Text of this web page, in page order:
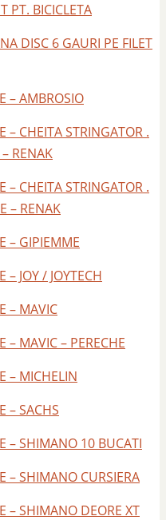
PT. BICICLETA
DISC 6 GAURI PE FILET
– AMBROSIO
– CHEITA STRINGATOR .
RENAK
– CHEITA STRINGATOR .
– RENAK
– GIPIEMME
– JOY / JOYTECH
– MAVIC
– MAVIC – PERECHE
– MICHELIN
– SACHS
– SHIMANO 10 BUCATI
– SHIMANO CURSIERA
– SHIMANO DEORE XT